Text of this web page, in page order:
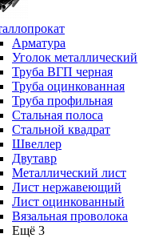
Арматура
Уголок металлический
Труба ВГП черная
Труба оцинкованная
Труба профильная
Стальная полоса
Стальной квадрат
Швеллер
Двутавр
Металлический лист
Лист нержавеющий
Лист оцинкованный
Вязальная проволока
Ещё 3